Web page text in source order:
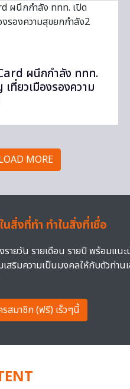
ผนึกกำลัง ททท.
ที่ยวเมืองรองความ
MORE
นสิ่งที่ทำ ทำในสิ่งที่เชื่อ
ายวัน รายเดือน รายปี พร้อมแนะ
สริมความเป็นมงคลให้กับตัวท่าน
สมาชิก (ฟรี) เร็วๆนี้